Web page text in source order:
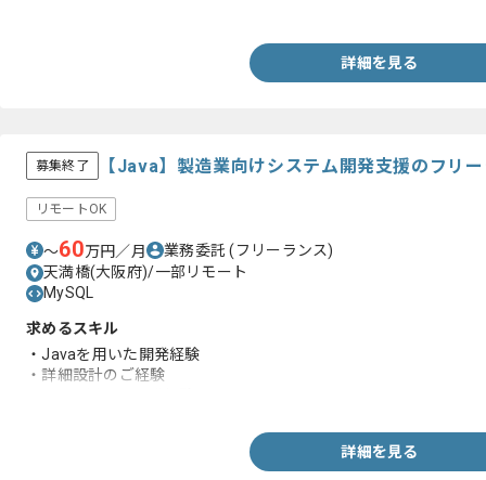
詳細を見る
募集終了 【Java】製造業向けシステム開発支援のフリ
リモートOK
〜60万円／月 業務委託(フリーランス)
天満橋(大阪府)/一部リモート
MySQL
求めるスキル
・Javaを用いた開発経験
・詳細設計のご経験
詳細を見る